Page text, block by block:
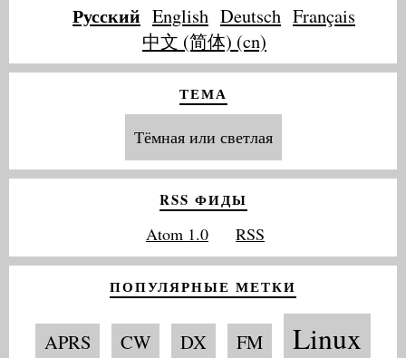
Русский English Deutsch Français
中文 (简体) (cn)
ТЕМА
Тёмная или светлая
RSS ФИДЫ
Atom 1.0 RSS
ПОПУЛЯРНЫЕ МЕТКИ
APRS CW DX FM Linux